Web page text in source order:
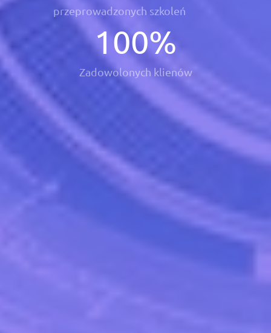
przeprowadzonych szkoleń
100%
Zadowolonych klienów